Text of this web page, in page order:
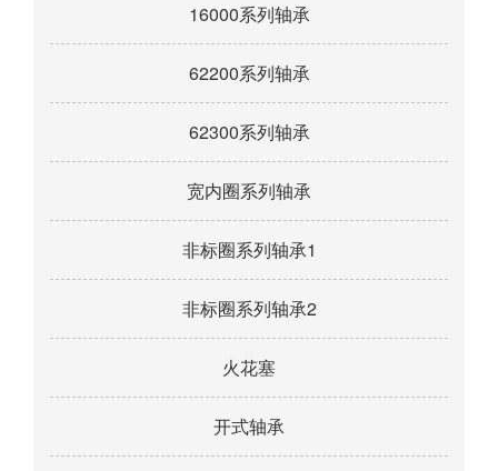
16000系列轴承
62200系列轴承
62300系列轴承
宽内圈系列轴承
非标圈系列轴承1
非标圈系列轴承2
火花塞
开式轴承